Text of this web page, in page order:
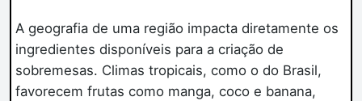
A geografia de uma região impacta diretamente os
ingredientes disponíveis para a criação de
sobremesas. Climas tropicais, como o do Brasil,
favorecem frutas como manga, coco e banana,